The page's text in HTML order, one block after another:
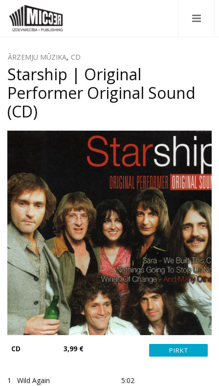
ĀRZEMJU MŪZIKA, CD
Starship | Original
Performer Original Sound
(CD)
CD 3,99 €
1 Wild Again
5:02